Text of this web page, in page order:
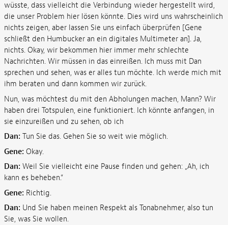
wüsste, dass vielleicht die Verbindung wieder hergestellt wird,
die unser Problem hier lösen könnte. Dies wird uns wahrscheinlich
nichts zeigen, aber lassen Sie uns einfach überprüfen [Gene
schließt den Humbucker an ein digitales Multimeter an]. Ja,
nichts. Okay, wir bekommen hier immer mehr schlechte
Nachrichten. Wir müssen in das einreißen. Ich muss mit Dan
sprechen und sehen, was er alles tun möchte. Ich werde mich mit
ihm beraten und dann kommen wir zurück.
Nun, was möchtest du mit den Abholungen machen, Mann? Wir
haben drei Totspulen, eine funktioniert. Ich könnte anfangen, in
sie einzureißen und zu sehen, ob ich
Dan: Tun Sie das. Gehen Sie so weit wie möglich.
Gene: Okay.
Dan: Weil Sie vielleicht eine Pause finden und gehen: „Ah, ich
kann es beheben.“
Gene: Richtig.
Dan: Und Sie haben meinen Respekt als Tonabnehmer, also tun
Sie, was Sie wollen.